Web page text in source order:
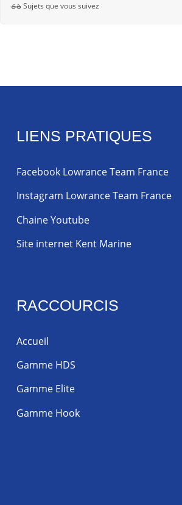
Sujets que vous suivez
LIENS PRATIQUES
Facebook Lowrance Team France
Instagram Lowrance Team France
Chaine Youtube
Site internet Kent Marine
RACCOURCIS
Accueil
Gamme HDS
Gamme Elite
Gamme Hook